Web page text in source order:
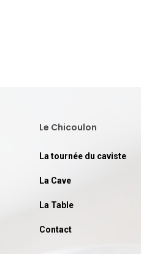
Le Chicoulon
La tournée du caviste
La Cave
La Table
Contact